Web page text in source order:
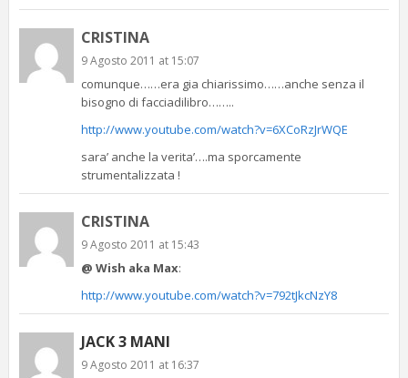
CRISTINA
9 Agosto 2011 at 15:07
comunque……era gia chiarissimo……anche senza il
bisogno di facciadilibro……..
http://www.youtube.com/watch?v=6XCoRzJrWQE
sara’ anche la verita’….ma sporcamente
strumentalizzata !
CRISTINA
9 Agosto 2011 at 15:43
@ Wish aka Max:
http://www.youtube.com/watch?v=792tJkcNzY8
JACK 3 MANI
9 Agosto 2011 at 16:37